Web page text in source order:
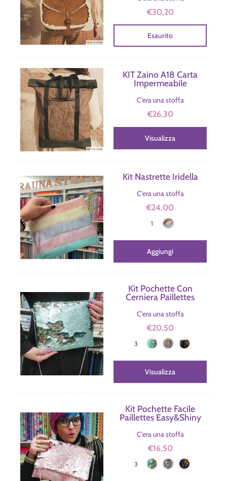
€30,20
Esaurito
KIT Zaino A18 Carta
Impermeabile
C'era una stoffa
€26,30
Visualizza
Kit Nastrette Iridella
C'era una stoffa
€24,00
Colore
1
Aggiungi
Kit Pochette Con
Cerniera Paillettes
C'era una stoffa
€20,50
Colore
3
Verde Acqua
Visualizza
Kit Pochette Facile
Paillettes Easy&Shiny
C'era una stoffa
€16,50
Colore
3
Verde Acqua/Bronzo